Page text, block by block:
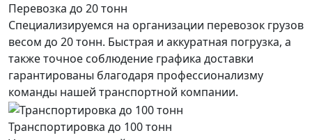
Перевозка до 20 тонн
Специализируемся на организации перевозок грузов
весом до 20 тонн. Быстрая и аккуратная погрузка, а
также точное соблюдение графика доставки
гарантированы благодаря профессионализму
команды нашей транспортной компании.
Транспортировка до 100 тонн